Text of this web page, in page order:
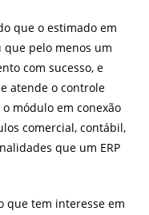
que o estimado em
que pelo menos um
com sucesso, e
atende o controle
módulo em conexão
comercial, contábil,
que um ERP
que tem interesse em